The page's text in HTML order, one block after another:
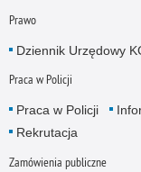
Prawo
Dziennik Urzędowy
Praca w Policji
Praca w Policji
Rekrutacja
Zamówienia publiczne